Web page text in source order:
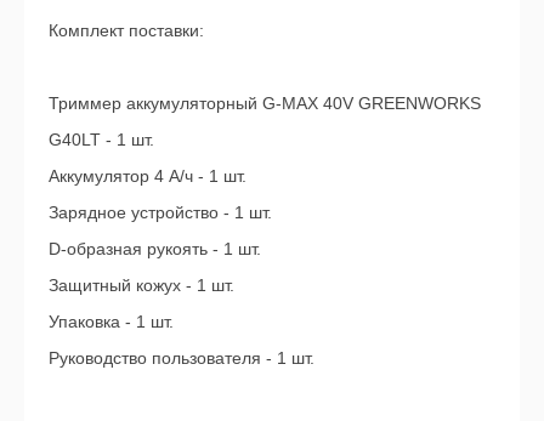
Комплект поставки:
Триммер аккумуляторный G-MAX 40V GREENWORKS
G40LT - 1 шт.
Аккумулятор 4 А/ч - 1 шт.
Зарядное устройство - 1 шт.
D-образная рукоять - 1 шт.
Защитный кожух - 1 шт.
Упаковка - 1 шт.
Руководство пользователя - 1 шт.